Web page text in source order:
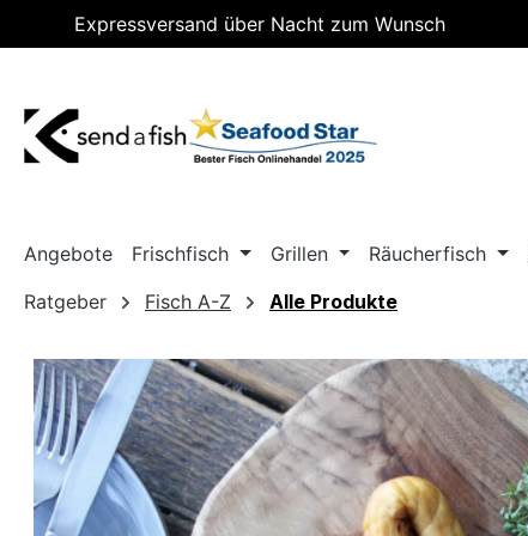
Hauptinhalt springen
Zur Suche springen
Zur Hauptnavigation springen
Expressversand über Nacht zum Wunsch
Angebote Frischfisch Grillen Räucherfisch
Ratgeber
Fisch A-Z Alle Produkte